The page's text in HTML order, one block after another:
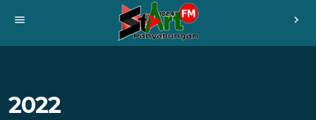
menu chevron_right
2022